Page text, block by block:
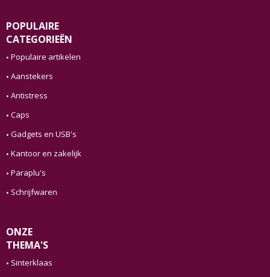
POPULAIRE
CATEGORIEËN
Populaire artikelen
Aanstekers
Antistress
Caps
Gadgets en USB's
Kantoor en zakelijk
Paraplu's
Schrijfwaren
ONZE
THEMA'S
Sinterklaas